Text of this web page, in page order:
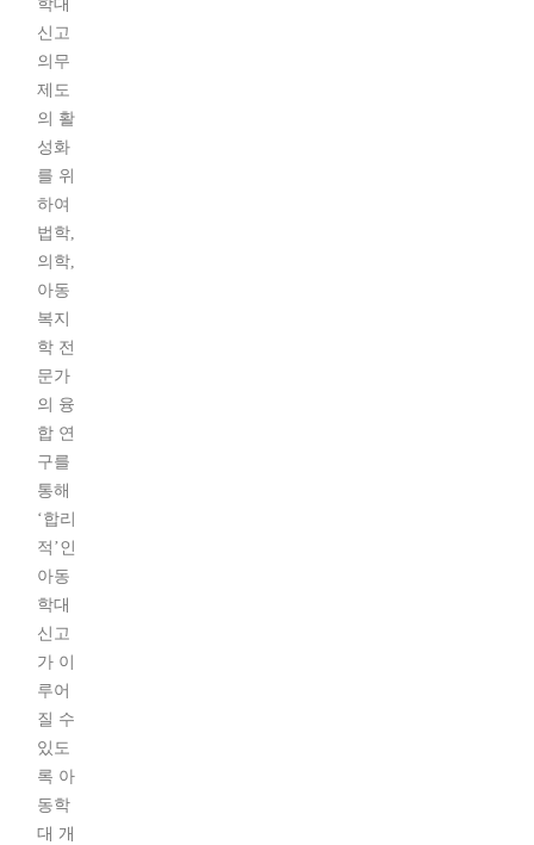
학대
신고
의무
제도
의 활
성화
를 위
하여
법학,
의학,
아동
복지
학 전
문가
의 융
합 연
구를
통해
‘합리
적’인
아동
학대
신고
가 이
루어
질 수
있도
록 아
동학
대 개